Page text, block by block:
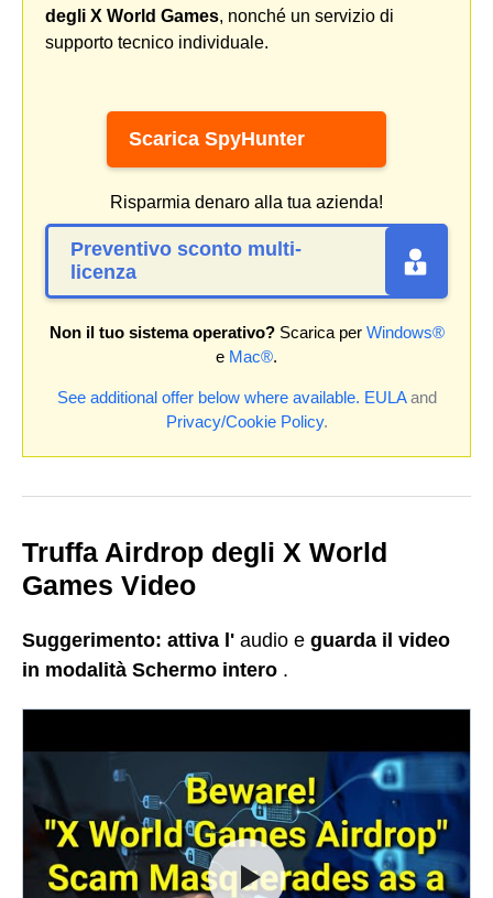
degli X World Games, nonché un servizio di
supporto tecnico individuale.
Scarica SpyHunter
Risparmia denaro alla tua azienda!
Preventivo sconto multi-
licenza
Non il tuo sistema operativo?Scarica per Windows®
e Mac®.
See additional offer below where available. EULAand
Privacy/Cookie Policy.
Truffa Airdrop degli X World
Games Video
Suggerimento: attiva l' audio e guarda il video
in modalità Schermo intero .